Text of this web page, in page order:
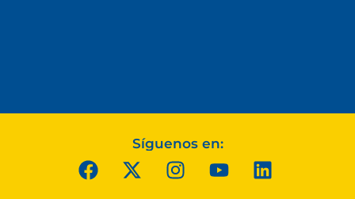
Síguenos en: